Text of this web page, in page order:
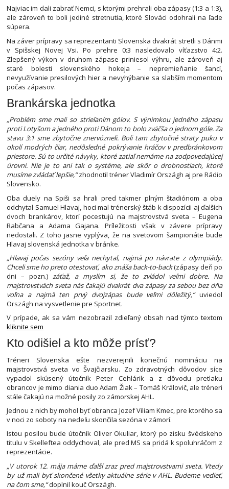
Najviac im dali zabrať Nemci, s ktorými prehrali oba zápasy (1:3 a 1:3),
ale zároveň to boli jediné stretnutia, ktoré Slováci odohrali na ľade
súpera.
Na záver prípravy sa reprezentanti Slovenska dvakrát stretli s Dánmi
v Spišskej Novej Vsi. Po prehre 0:3 nasledovalo víťazstvo 4:2.
Zlepšený výkon v druhom zápase priniesol výhru, ale zároveň aj
staré bolesti slovenského hokeja – nepremieňanie šancí,
nevyužívanie presilových hier a nevyhýbanie sa slabším momentom
počas zápasov.
Brankárska jednotka
„Problém sme mali so strieľaním gólov. S výnimkou jedného zápasu
proti Lotyšom a jedného proti Dánom to bolo zväčša o jednom góle. Za
stavu 3:1 sme zbytočne znervózneli. Boli tam zbytočné straty puku v
okolí modrých čiar, nedôsledné pokrývanie hráčov v predbránkovom
priestore. Sú to určité návyky, ktoré zatiaľ nemáme na zodpovedajúcej
úrovni. Nie je to ani tak o systéme, ale skôr o drobnostiach, ktoré
musíme zvládať lepšie,“zhodnotil tréner Vladimír Országh aj pre Rádio
Slovensko.
Oba duely na Spiši sa hrali pred takmer plným štadiónom a oba
odchytal Samuel Hlavaj, hoci mal trénerský štáb k dispozícii aj ďalších
dvoch brankárov, ktorí pocestujú na majstrovstvá sveta – Eugena
Rabčana a Adama Gajana. Príležitosti však v závere prípravy
nedostali. Z toho jasne vyplýva, že na svetovom šampionáte bude
Hlavaj slovenská jednotka v bránke.
„Hlavaj počas sezóny veľa nechytal, najmä po návrate z olympiády.
Chceli sme ho preto otestovať, ako znáša back-to-back(zápasy deň po
dni – pozn.) záťaž, a myslím si, že to zvládol veľmi dobre. Na
majstrovstvách sveta nás čakajú dvakrát dva zápasy za sebou bez dňa
voľna a najmä ten prvý dvojzápas bude veľmi dôležitý,“uviedol
Országh na vysvetlenie pre Sportnet.
V prípade, ak sa vám nezobrazil zdieľaný obsah nad týmto textom
kliknite sem
Kto odišiel a kto môže prísť?
Tréneri Slovenska ešte nezverejnili konečnú nomináciu na
majstrovstvá sveta vo Švajčiarsku. Zo zdravotných dôvodov síce
vypadol skúsený útočník Peter Cehlárik a z dôvodu pretlaku
obrancov je mimo diania duo Adam Žiak – Tomáš Královič, ale tréneri
stále čakajú na možné posily zo zámorskej AHL.
Jednou z nich by mohol byť obranca Jozef Viliam Kmec, pre ktorého sa
v noci zo soboty na nedeľu skončila sezóna v zámorí.
Istou posilou bude útočník Oliver Okuliar, ktorý po zisku švédskeho
titulu v Skelleftea oddychoval, ale pred MS sa pridá k spoluhráčom z
reprezentácie.
„V utorok 12. mája máme ďalší zraz pred majstrovstvami sveta. Vtedy
by už mali byť skončené všetky aktuálne série v AHL. Budeme vedieť,
na čom sme,“doplnil kouč Országh.